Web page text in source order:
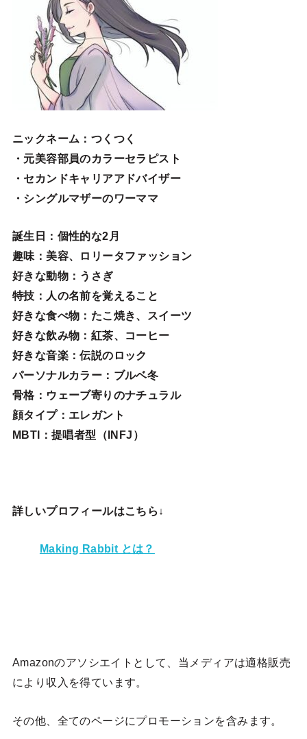
ニックネーム ：つくつく
・元美容部員のカラーセラピスト
・セカンドキャリアアドバイザー
・シングルマザーのワーママ
誕生日 ：個性的な2月
趣味 ：美容、ロリータファッション
好きな動物：うさぎ
特技 ：人の名前を覚えること
好きな食べ物 ：たこ焼き、スイーツ
好きな飲み物：紅茶、コーヒー
好きな音楽：伝説のロック
パーソナルカラー：ブルベ冬
骨格：ウェーブ寄りのナチュラル
顔タイプ：エレガン ト
MBTI：提唱者型（INFJ）
詳しいプロフィールはこちら↓
Making Rabbit とは？
Amazonのアソシエイトとして、当メディアは適格販売
により収入を得ています。
その他、全てのページにプロモーションを含みます。